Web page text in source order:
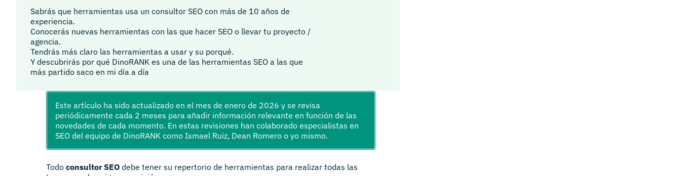
Sabrás que herramientas usa un consultor SEO con más de 10 años de
experiencia.
Conocerás nuevas herramientas con las que hacer SEO o llevar tu proyecto /
agencia.
Tendrás más claro las herramientas a usar y su porqué.
Y descubrirás por qué DinoRANK es una de las herramientas SEO a las que
más partido saco en mi día a día
Este artículo ha sido actualizado en el mes de enero de 2026 y se revisa
periódicamente cada 2 meses para añadir información relevante en función de las
novedades de cada momento. En estas revisiones han colaborado especialistas en
SEO del equipo de DinoRANK como Ismael Ruiz, Dean Romero o yo mismo.
Todo consultor SEO debe tener su repertorio de herramientas para realizar todas las